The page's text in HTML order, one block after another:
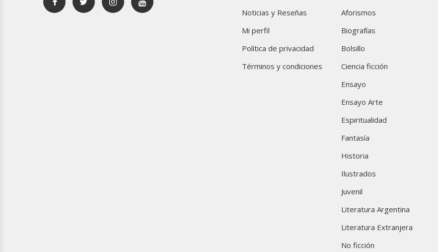
Noticias y Reseñas
Mi perfil
Política de privacidad
Términos y condiciones
Aforismos
Biografías
Bolsillo
Ciencia ficción
Ensayo
Ensayo Arte
Espiritualidad
Fantasía
Historia
Ilustrados
Juvenil
Literatura Argentina
Literatura Extranjera
No ficción